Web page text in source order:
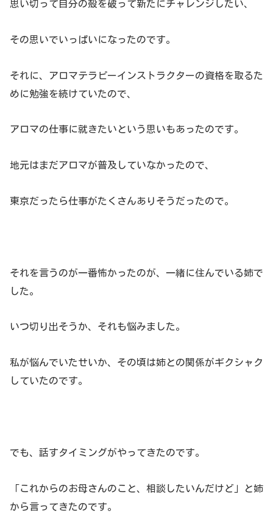
思い切って自分の殻を破って新たにチャレンジしたい、
その思いでいっぱいになったのです。
それに、アロマテラピーインストラクターの資格を取るた
めに勉強を続けていたので、
アロマの仕事に就きたいという思いもあったのです。
地元はまだアロマが普及していなかったので、
東京だったら仕事がたくさんありそうだったので。
それを言うのが一番怖かったのが、一緒に住んでいる姉で
した。
いつ切り出そうか、それも悩みました。
私が悩んでいたせいか、その頃は姉との関係がギクシャク
していたのです。
でも、話すタイミングがやってきたのです。
「これからのお母さんのこと、相談したいんだけど」と姉
から言ってきたのです。